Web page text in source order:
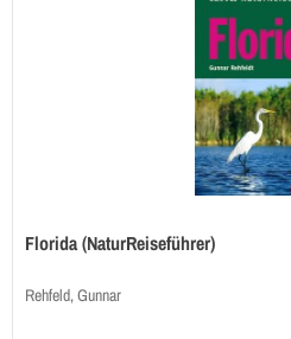
Florida (NaturReiseführer)
Rehfeld, Gunnar